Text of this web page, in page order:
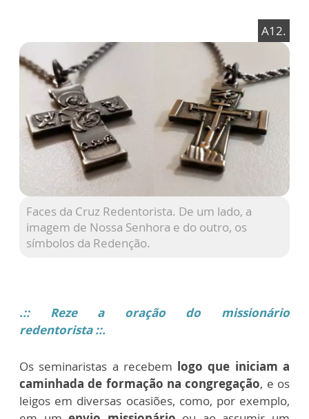
A12.
Faces da Cruz Redentorista. De um lado, a
imagem de Nossa Senhora e do outro, os
símbolos da Redenção.
.:: Reze a oração do missionário
redentorista::.
Os seminaristas a recebem logo que iniciam a
caminhada de formação na congregação, e os
leigos em diversas ocasiões, como, por exemplo,